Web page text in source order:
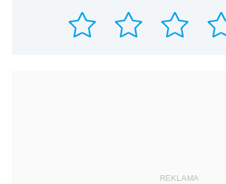
REKLAMA